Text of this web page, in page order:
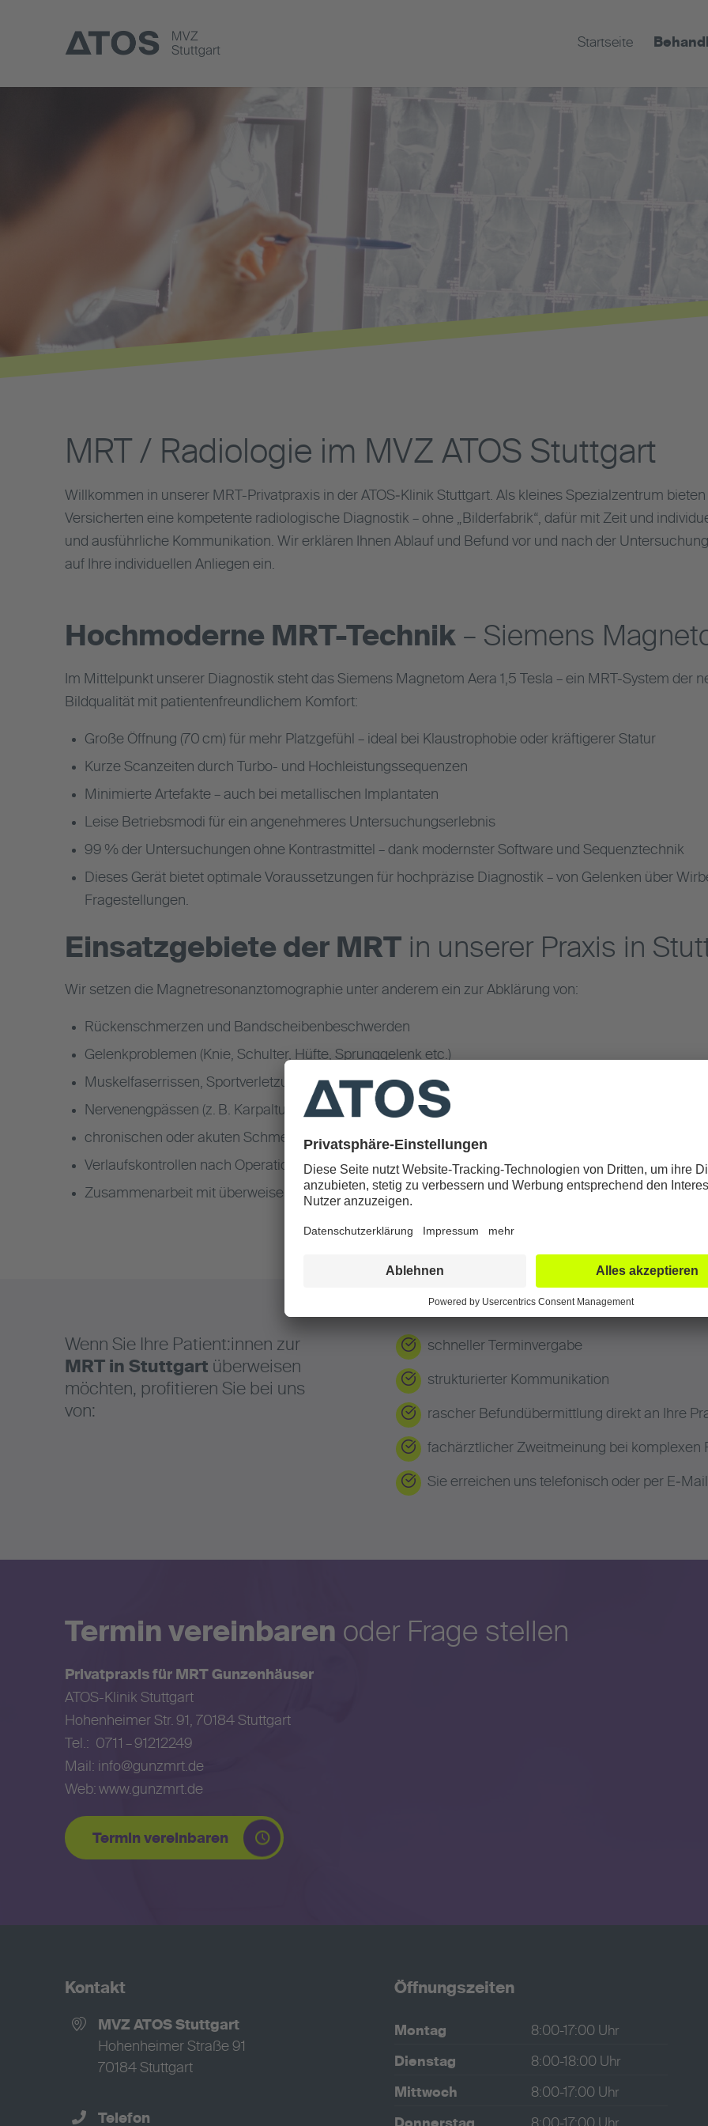
Startseite
MRT / Radiologie im MVZ ATOS Stuttgart
Willkommen in unserer MRT-Privatpraxis in der ATOS‑Klinik Stuttgart. Als kleines Spezialzentrum
Versicherten eine kompetente radiologische Diagnostik – ohne „Bilderfabrik“, dafür mit Zeit und
und ausführliche Kommunikation. Wir erklären Ihnen Ablauf und Befund vor und nach der
auf Ihre individuellen Anliegen ein.
Hochmoderne MRT-Technik – Siemens
Im Mittelpunkt unserer Diagnostik steht das Siemens Magnetom Aera 1,5 Tesla – ein MRT-System der
Bildqualität mit patientenfreundlichem Komfort:
Große Öffnung (70 cm) für mehr Platzgefühl – ideal bei Klaustrophobie oder kräftigerer Statur
Kurze Scanzeiten durch Turbo- und Hochleistungssequenzen
Minimierte Artefakte – auch bei metallischen Implantaten
Leise Betriebsmodi für ein angenehmeres Untersuchungserlebnis
99 % der Untersuchungen ohne Kontrastmittel – dank modernster Software und Sequenztechnik
Dieses Gerät bietet optimale Voraussetzungen für hochpräzise Diagnostik – von Gelenken über
Fragestellungen.
Einsatzgebiete der MRT in unserer Praxis in
Wir setzen die Magnetresonanztomographie unter anderem ein zur Abklärung von:
Rückenschmerzen und Bandscheibenbeschwerden
Gelenkproblemen (Knie, Schulter, Hüfte, Sprunggelenk etc.)
Muskelfaserrissen, Sportverletzungen
Nervenengpässen (z. B. Karpaltunnel, Spinalkanalstenose)
chronischen oder akuten Schmerzzuständen
Verlaufskontrollen nach Operationen oder Unfällen
Zusammenarbeit mit überweisenden Ärzt:innen
Wenn Sie Ihre Patient:innen zur
MRT in Stuttgart überweisen
möchten, profitieren Sie bei uns
von:
schneller Terminvergabe
strukturierter Kommunikation
rascher Befundübermittlung direkt an Ihre
fachärztlicher Zweitmeinung bei komplexen
Sie erreichen uns telefonisch oder per
Termin vereinbaren oder Frage stellen
Privatpraxis für MRT Gunzenhäuser
ATOS-Klinik Stuttgart
Hohenheimer Str. 91, 70184 Stuttgart
Tel.: 0711 – 91212249
Mail: info@gunzmrt.de
Web: www.gunzmrt.de
Termin vereinbaren
Kontakt
MVZ ATOS Stuttgart
Hohenheimer Straße 91
70184 Stuttgart
Telefon
Öffnungszeiten
Montag 8:00-17:00 Uhr
Dienstag 8:00-18:00 Uhr
Mittwoch 8:00-17:00 Uhr